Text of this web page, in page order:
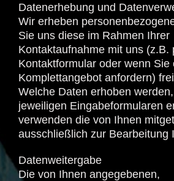
Datenerhebung und
Wir erheben
Sie uns diese im Rahmen Ihrer
Kontaktaufnahme mit uns (z.B.
Kontaktformular oder wenn Sie
Komplettangebot anfordern)
Welche Daten erhoben
jeweiligen Eingabeformularen
verwenden die von Ihnen
ausschließlich zur Bearbeitung
Datenweitergabe
Die von Ihnen angegebenen,